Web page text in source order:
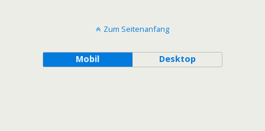
Zum Seitenanfang
Mobil Desktop